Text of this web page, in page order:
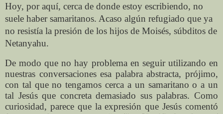
Hoy, por aquí, cerca de donde estoy escribiendo, no
suele haber samaritanos. Acaso algún refugiado que ya
no resistía la presión de los hijos de Moisés, súbditos de
Netanyahu.
De modo que no hay problema en seguir utilizando en
nuestras conversaciones esa palabra abstracta, prójimo,
con tal que no tengamos cerca a un samaritano o a un
tal Jesús que concreta demasiado sus palabras. Como
curiosidad, parece que la expresión que Jesús comentó